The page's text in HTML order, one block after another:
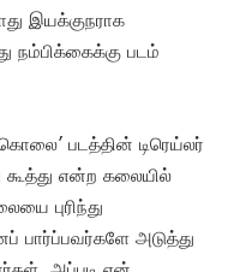
இயக்குநராக
நம்பிக்கைக்கு படம்
படத்தின் டிரெய்லர்
கூத்து என்ற கலையில்
புரிந்து
பார்ப்பவர்களே அடுத்து